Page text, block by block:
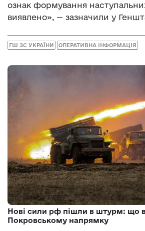
ознак формування
виявлено», — зазначили у
ГШ ЗС УКРАЇНИ ОПЕРАТИВНА ІНФОРМАЦІЯ
Нові сили рф пішли в штурм: що
Покровському напрямку